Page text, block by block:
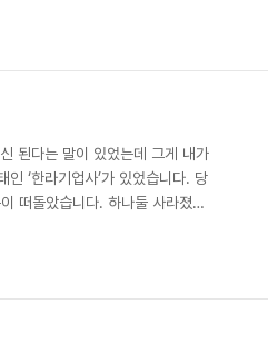
과 엮여져 간첩으로 몰렸습니다.
에게 북한에 가 폭탄제조법을 배
된다는 말이 있었는데 그게 내가
‘한라기업사’가 있었습니다. 당
떠돌았습니다. 하나둘 사라졌던
첩 서경윤과의 연관성을 캐물었
었습니다. 양의남..